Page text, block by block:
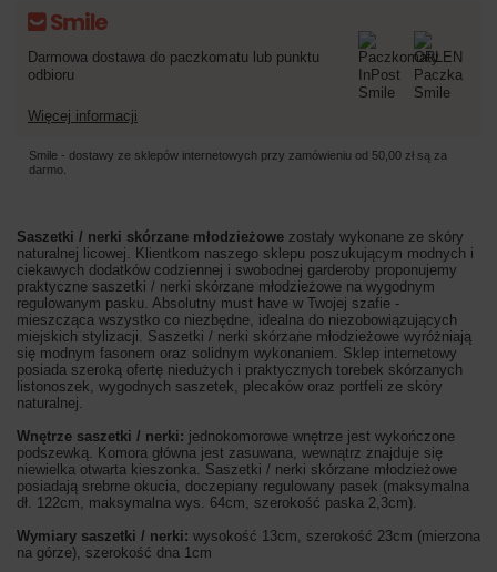
Darmowa dostawa do paczkomatu lub punktu
odbioru
Więcej informacji
Smile - dostawy ze sklepów internetowych przy zamówieniu od 50,00 zł są za
darmo.
Saszetki / nerki skórzane młodzieżowe zostały wykonane ze skóry
naturalnej licowej. Klientkom naszego sklepu poszukującym modnych i
ciekawych dodatków codziennej i swobodnej garderoby proponujemy
praktyczne saszetki / nerki skórzane młodzieżowe na wygodnym
regulowanym pasku. Absolutny must have w Twojej szafie -
mieszcząca wszystko co niezbędne, idealna do niezobowiązujących
miejskich stylizacji. Saszetki / nerki skórzane młodzieżowe wyróżniają
się modnym fasonem oraz solidnym wykonaniem. Sklep internetowy
posiada szeroką ofertę niedużych i praktycznych torebek skórzanych
listonoszek, wygodnych saszetek, plecaków oraz portfeli ze skóry
naturalnej.
Wnętrze saszetki / nerki: jednokomorowe wnętrze jest wykończone
podszewką. Komora główna jest zasuwana, wewnątrz znajduje się
niewielka otwarta kieszonka. Saszetki / nerki skórzane młodzieżowe
posiadają srebrne okucia, doczepiany regulowany pasek (maksymalna
dł. 122cm, maksymalna wys. 64cm, szerokość paska 2,3cm).
Wymiary saszetki / nerki: wysokość 13cm, szerokość 23cm (mierzona
na górze), szerokość dna 1cm